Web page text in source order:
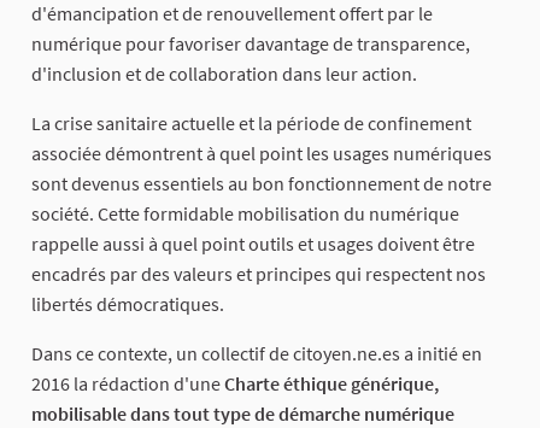
d'émancipation et de renouvellement offert par le
numérique pour favoriser davantage de transparence,
d'inclusion et de collaboration dans leur action.
La crise sanitaire actuelle et la période de confinement
associée démontrent à quel point les usages numériques
sont devenus essentiels au bon fonctionnement de notre
société. Cette formidable mobilisation du numérique
rappelle aussi à quel point outils et usages doivent être
encadrés par des valeurs et principes qui respectent nos
libertés démocratiques.
Dans ce contexte, un collectif de citoyen.ne.es a initié en
2016 la rédaction d'uneCharte éthique générique,
mobilisable dans tout type de démarche numérique